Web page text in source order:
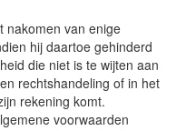
nakomen van enige
hij daartoe gehinderd
die niet is te wijten aan
rechtshandeling of in het
rekening komt.
voorwaarden